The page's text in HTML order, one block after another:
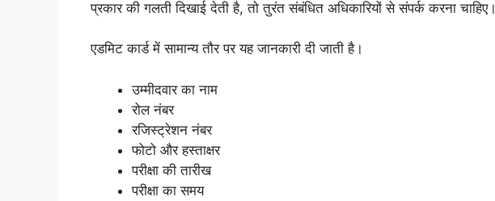
प्रकार की गलती दिखाई देती है, तो तुरंत संबंधित अधिकारियों से संपर्क करना चाहिए।
एडमिट कार्ड में सामान्य तौर पर यह जानकारी दी जाती है।
उम्मीदवार का नाम
रोल नंबर
रजिस्ट्रेशन नंबर
फोटो और हस्ताक्षर
परीक्षा की तारीख
परीक्षा का समय